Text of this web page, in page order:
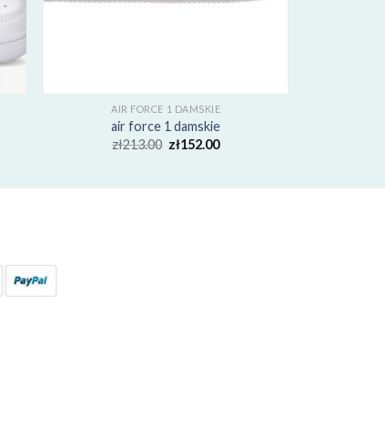
AIR FORCE 1 DAMSKIE
air force 1 damskie
zł213.00 zł152.00